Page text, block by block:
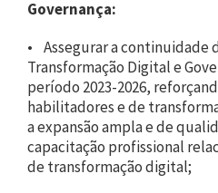
Governança:
• Assegurar a continuidade
Transformação Digital e
período 2023-2026,
habilitadores e de
a expansão ampla e de
capacitação profissional
de transformação digital;